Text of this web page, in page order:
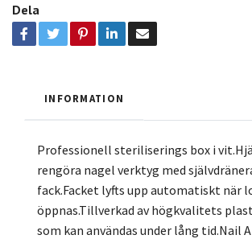
Dela
INFORMATION
Professionell steriliserings box i
rengöra nagel verktyg med
fack.Facket lyfts upp automatiskt när
öppnas.Tillverkad av högkvalitets
som kan användas under lång tid.Nail